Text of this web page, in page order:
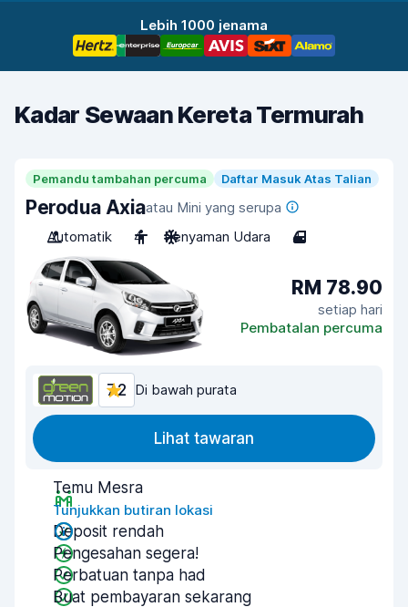
Lebih 1000 jenama
Kadar Sewaan Kereta Termurah
Pemandu tambahan percuma Daftar Masuk Atas Talian
Perodua Axiaatau Mini yang serupa
Automatik
4 Penyaman Udara 4
RM 78.90
setiap hari
Pembatalan percuma
7.2 Di bawah purata
Lihat tawaran
Temu Mesra
Tunjukkan butiran lokasi
Deposit rendah
Pengesahan segera!
Perbatuan tanpa had
Buat pembayaran sekarang